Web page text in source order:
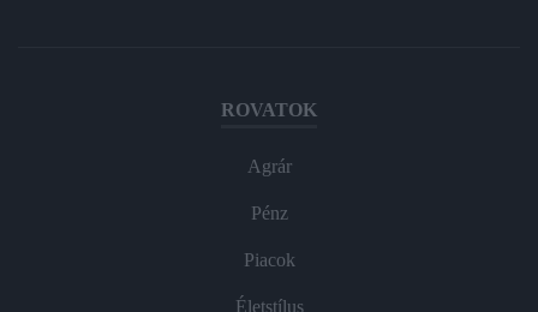
ROVATOK
Agrár
Pénz
Piacok
Életstílus